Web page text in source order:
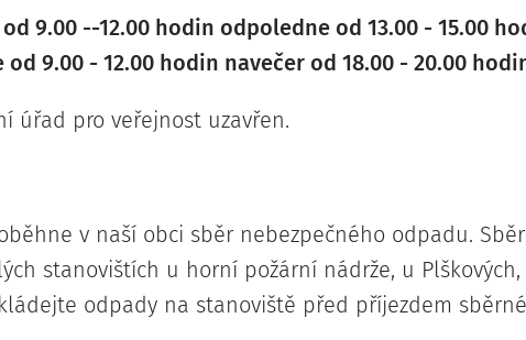
9.00 --12.00 hodin odpoledne od 13.00 - 15.00
9.00 - 12.00 hodin navečer od 18.00 - 20.00
úřad pro veřejnost uzavřen.
v naší obci sběr nebezpečného odpadu.
stanovištích u horní požární nádrže, u
odpady na stanoviště před příjezdem